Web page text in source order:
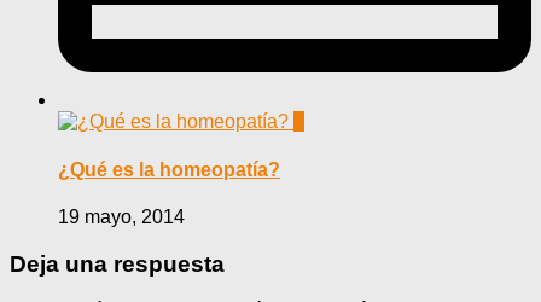
¿Qué es la homeopatía?
19 mayo, 2014
Deja una respuesta